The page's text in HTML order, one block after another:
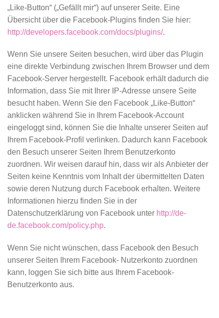
„Like-Button“ („Gefällt mir“) auf unserer Seite. Eine
Übersicht über die Facebook-Plugins finden Sie hier:
http://developers.facebook.com/docs/plugins/.
Wenn Sie unsere Seiten besuchen, wird über das Plugin
eine direkte Verbindung zwischen Ihrem Browser und dem
Facebook-Server hergestellt. Facebook erhält dadurch die
Information, dass Sie mit Ihrer IP-Adresse unsere Seite
besucht haben. Wenn Sie den Facebook „Like-Button“
anklicken während Sie in Ihrem Facebook-Account
eingeloggt sind, können Sie die Inhalte unserer Seiten auf
Ihrem Facebook-Profil verlinken. Dadurch kann Facebook
den Besuch unserer Seiten Ihrem Benutzerkonto
zuordnen. Wir weisen darauf hin, dass wir als Anbieter der
Seiten keine Kenntnis vom Inhalt der übermittelten Daten
sowie deren Nutzung durch Facebook erhalten. Weitere
Informationen hierzu finden Sie in der
Datenschutzerklärung von Facebook unter http://de-
de.facebook.com/policy.php.
Wenn Sie nicht wünschen, dass Facebook den Besuch
unserer Seiten Ihrem Facebook- Nutzerkonto zuordnen
kann, loggen Sie sich bitte aus Ihrem Facebook-
Benutzerkonto aus.